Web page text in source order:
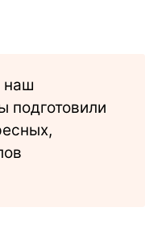
наш
подготовили